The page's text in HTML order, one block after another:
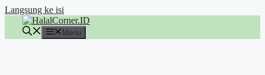
Langsung ke isi
Menu